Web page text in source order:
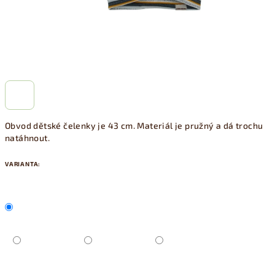
Obvod dětské čelenky je 43 cm. Materiál je pružný a dá trochu
natáhnout.
VARIANTA: